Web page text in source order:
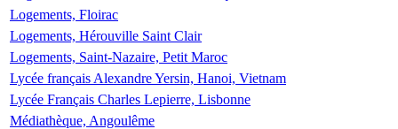
Logements, Floirac
Logements, Hérouville Saint Clair
Logements, Saint-Nazaire, Petit Maroc
Lycée français Alexandre Yersin, Hanoi, Vietnam
Lycée Français Charles Lepierre, Lisbonne
Médiathèque, Angoulême